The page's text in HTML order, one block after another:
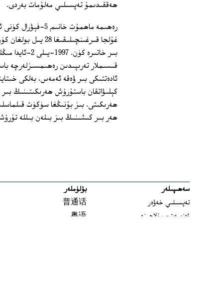
ھەققىدىمۇ تەپسىلىي مەلۇمات بەردى.
رەھىمە ماھمۇت
غۇلجا
بىر خاتىرە
قىسىملار تەرىپىدىن رەھىمسىزلەرچە
ئادەتتىكى بىر ۋەقە ئەمەس، بەلكى
كېلىۋاتقان باستۇرۇش ھەرىكىتىنىڭ
ھەرىكىتى. بىز بۇنىڭغا سۈكۈت
ھەر بىر كىشىنىڭ بىز بىلەن بىللە
سەھىپىلەر
تەپسىلىي خەۋەر
ۋەزىيەت- مۇلاھىزە
بۆلۈملەر
普通话
粤语